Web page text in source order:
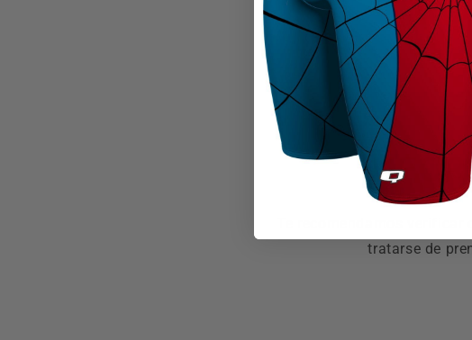
tratarse de